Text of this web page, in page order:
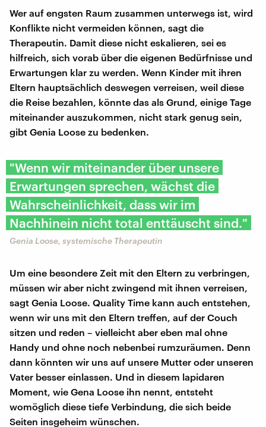
Wer auf engsten Raum zusammen unterwegs ist, wird
Konflikte nicht vermeiden können, sagt die
Therapeutin. Damit diese nicht eskalieren, sei es
hilfreich, sich vorab über die eigenen Bedürfnisse und
Erwartungen klar zu werden. Wenn Kinder mit ihren
Eltern hauptsächlich deswegen verreisen, weil diese
die Reise bezahlen, könnte das als Grund, einige Tage
miteinander auszukommen, nicht stark genug sein,
gibt Genia Loose zu bedenken.
"Wenn wir miteinander über unsere
Erwartungen sprechen, wächst die
Wahrscheinlichkeit, dass wir im
Nachhinein nicht total enttäuscht sind."
Genia Loose, systemische Therapeutin
Um eine besondere Zeit mit den Eltern zu verbringen,
müssen wir aber nicht zwingend mit ihnen verreisen,
sagt Genia Loose. Quality Time kann auch entstehen,
wenn wir uns mit den Eltern treffen, auf der Couch
sitzen und reden – vielleicht aber eben mal ohne
Handy und ohne noch nebenbei rumzuräumen. Denn
dann könnten wir uns auf unsere Mutter oder unseren
Vater besser einlassen. Und in diesem lapidaren
Moment, wie Gena Loose ihn nennt, entsteht
womöglich diese tiefe Verbindung, die sich beide
Seiten insgeheim wünschen.